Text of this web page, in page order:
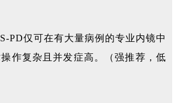
PD仅可在有大量病例的专业内镜中
作复杂且并发症高。（强推荐，低